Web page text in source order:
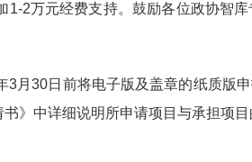
1-2万元经费支持。鼓励各位政协智
3月30日前将电子版及盖章的纸质版
》中详细说明所申请项目与承担项